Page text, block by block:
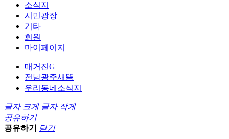
소식지
시민광장
기타
회원
마이페이지
매거진G
전남광주새뜸
우리동네소식지
글자 크게 글자 작게
공유하기
공유하기
닫기